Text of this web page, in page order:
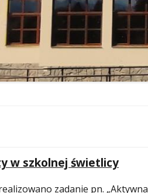
w szkolnej świetlicy
zadanie pn. „Aktywna